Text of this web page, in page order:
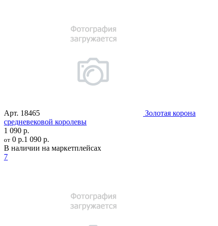
Арт. 18465
Золотая корона
средневековой королевы
1 090 р.
от 0 р.1 090 р.
В наличии на маркетплейсах
7